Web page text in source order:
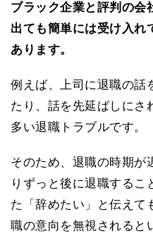
ブラック企業と評判の会
出ても簡単には受け入れ
あります。
例えば、上司に退職の話
たり、話を先延ばしにさ
多い退職トラブルです。
そのため、退職の時期が
りずっと後に退職するこ
た「辞めたい」と伝えて
職の意向を無視されると